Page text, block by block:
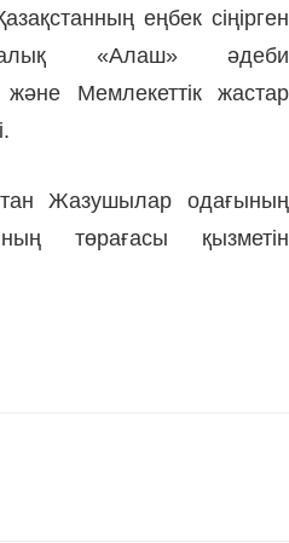
еңбек сіңірген
«Алаш» әдеби
Мемлекеттік жастар
Жазушылар одағының
төрағасы қызметін